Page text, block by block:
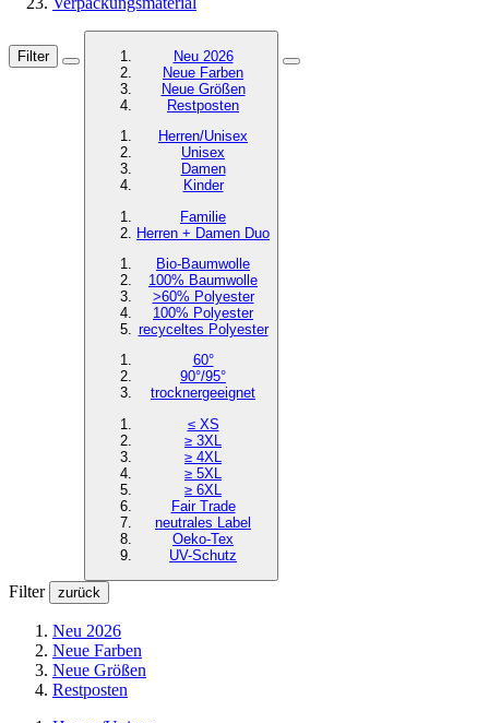
Filter
Neu 2026
Neue Farben
Neue Größen
Restposten
Herren/Unisex
Unisex
Damen
Kinder
Familie
Herren + Damen Duo
Bio-Baumwolle
100% Baumwolle
>60% Polyester
100% Polyester
recyceltes Polyester
60°
90°/95°
trocknergeeignet
≤ XS
≥ 3XL
≥ 4XL
≥ 5XL
≥ 6XL
Fair Trade
neutrales Label
Oeko-Tex
UV-Schutz
Filter zurück
Neu 2026
Neue Farben
Neue Größen
Restposten